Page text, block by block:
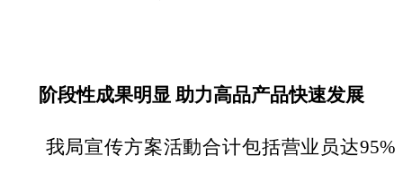
阶段性成果明显 助力高品产品快速发展
我局宣传方案活動合计包括营业员达95%